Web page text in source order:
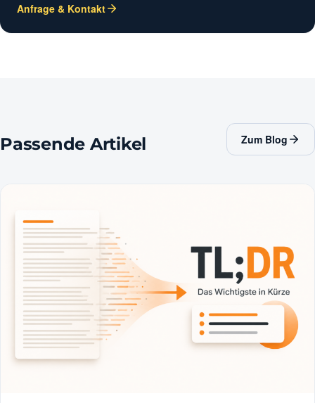
Anfrage & Kontakt
Passende Artikel Zum Blog